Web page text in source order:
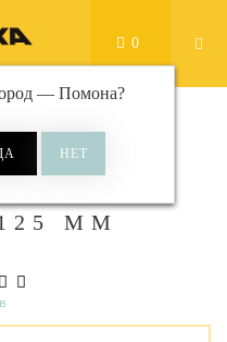
— Помона?
0
ДЛЯ
ММ